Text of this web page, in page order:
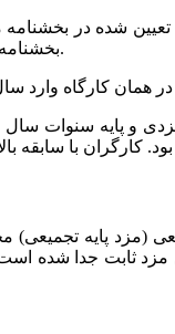
بخشنامه مزد است بنابراین کارفرما مکلف به پرداخت پایه سنوات به کارگران است.
(مزد پایه تجمیعی)
ثابت جدا شده